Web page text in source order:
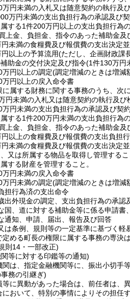
万円未満の入札又は随意契約の執行及
万円未満の支出負担行為の承認及び
する1件200万円以上の支出負担行為
上金、負担金、指令のあった補助金及
円未満の食糧費及び報償費の支出決定
以上の予算流用(ただし、企画財政課
助金の交付決定及び指令(1件130万円
万円以上の調定(調定増減のときは増減
万円以上の戻入命令書
に属する財務に関する事務のうち、次
円未満の入札又は随意契約の執行及び
万円未満の支出負担行為の承認及び契約
する1件200万円未満の支出負担行為
上金、負担金、指令のあった補助金及
円以上の食糧費及び報償費の支出負担
円未満の食糧費及び報償費の支出決定
又は所属する物品を取得し管理するこ
する財産を管理すること。
万円未満の戻入命令書
万円未満の調定(調定増減のときは増減
担行為済の支出命令
出外現金の調定、支出負担行為の承認
国、道に対する補助金等に係る申請書
通知、申請、届出、報告及び回答
は条例、規則等の一定基準に基づく軽
定める町長の権限に属する事務の専決
則14・一部改正)
等に対する印鑑等の通知)
関は、指定金融機関等に、振出小切手
務の引継ぎ)
等に異動があった場合は、前任者は、
において、特別の事情によりその担任